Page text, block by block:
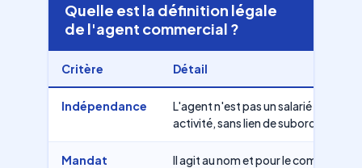
Quelle est la définition légale
de l'agent commercial ?
Critère Détail
Indépendance
L'agent n'est pas un salarié : il
activité, sans lien de subordination.
Mandat
Il agit au nom et pour le compte de